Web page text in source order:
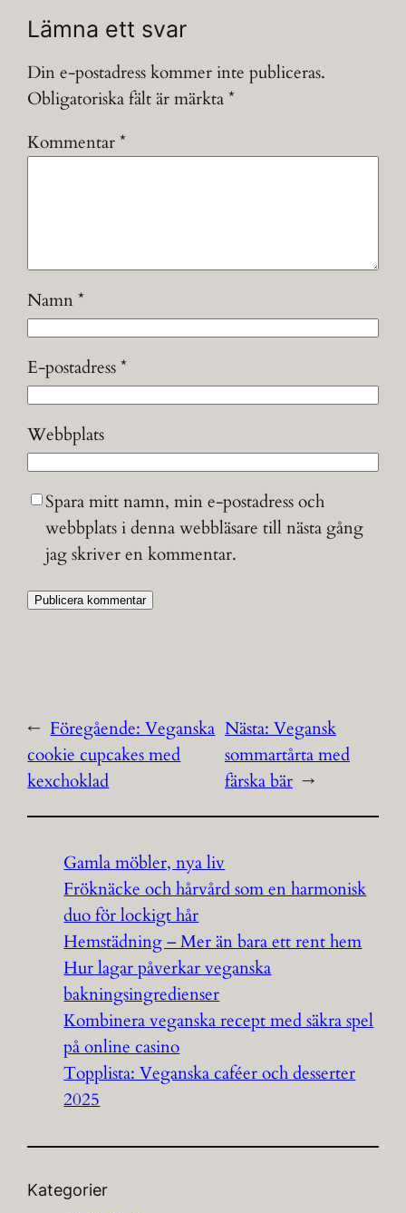
Lämna ett svar
Din e-postadress kommer inte publiceras.
Obligatoriska fält är märkta*
Kommentar*
Namn*
E-postadress*
Webbplats
Spara mitt namn, min e-postadress och
webbplats i denna webbläsare till nästa gång
jag skriver en kommentar.
← Föregående:Veganska
cookie cupcakes med
kexchoklad
Nästa: Vegansk
sommartårta med
färska bär →
Gamla möbler, nya liv
Fröknäcke och hårvård som en harmonisk
duo för lockigt hår
Hemstädning – Mer än bara ett rent hem
Hur lagar påverkar veganska
bakningsingredienser
Kombinera veganska recept med säkra spel
på online casino
Topplista: Veganska caféer och desserter
2025
Kategorier